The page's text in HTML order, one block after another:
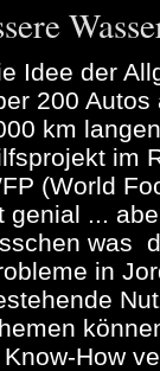
Idee der
200
km
im
(World
genial ...
was
in
How